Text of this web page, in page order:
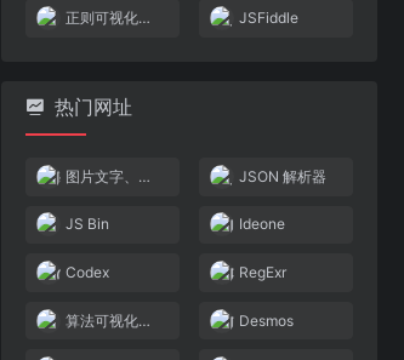
正则可视化工具 JSFiddle
热门网址
图片文字、表格提取 JSON 解析器
JS Bin Ideone
Codex RegExr
算法可视化学习 Desmos